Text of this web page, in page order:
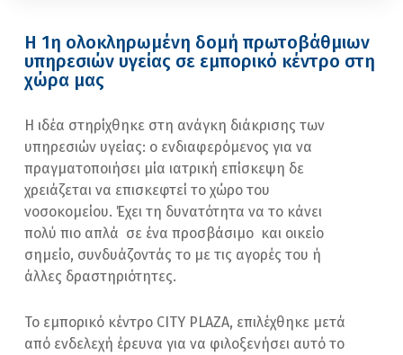
Η 1η ολοκληρωμένη δομή πρωτοβάθμιων
υπηρεσιών υγείας σε εμπορικό κέντρο στη
χώρα μας
Η ιδέα στηρίχθηκε στη ανάγκη διάκρισης των
υπηρεσιών υγείας: ο ενδιαφερόμενος για να
πραγματοποιήσει μία ιατρική επίσκεψη δε
χρειάζεται να επισκεφτεί το χώρο του
νοσοκομείου. Έχει τη δυνατότητα να το κάνει
πολύ πιο απλά σε ένα προσβάσιμο και οικείο
σημείο, συνδυάζοντάς το με τις αγορές του ή
άλλες δραστηριότητες.
Το εμπορικό κέντρο CITY PLAZA, επιλέχθηκε μετά
από ενδελεχή έρευνα για να φιλοξενήσει αυτό το